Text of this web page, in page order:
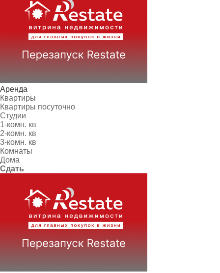
Аренда
Квартиры
Квартиры посуточно
Студии
1-комн. кв
2-комн. кв
3-комн. кв
Комнаты
Дома
Сдать